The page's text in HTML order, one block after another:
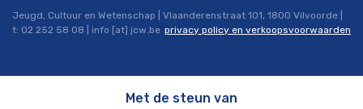
Jeugd, Cultuur en Wetenschap | Vlaanderenstraat 101, 1800 Vilvoorde |
t: 02 252 58 08 | info [at] jcw.be privacy policy en verkoopsvoorwaarden
Met de steun van